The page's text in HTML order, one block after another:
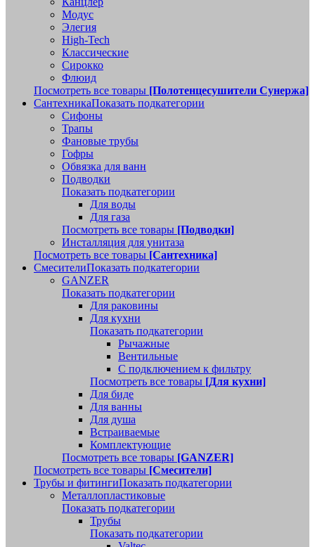
Модус
Элегия
High-Tech
Классические
Сирокко
Флюид
Посмотреть все товары [Полотенцесушители Сунержа]
СантехникаПоказать подкатегории
Сифоны
Трапы
Фановые трубы
Гофры
Обвязка для ванн
Подводки
Показать подкатегории
Для воды
Для газа
Посмотреть все товары [Подводки]
Инсталляция для унитаза
Посмотреть все товары [Сантехника]
СмесителиПоказать подкатегории
GANZER
Показать подкатегории
Для раковины
Для кухни
Показать подкатегории
Рычажные
Вентильные
С подключением к фильтру
Посмотреть все товары [Для кухни]
Для биде
Для ванны
Для душа
Встраиваемые
Комплектующие
Посмотреть все товары [GANZER]
Посмотреть все товары [Смесители]
Трубы и фитингиПоказать подкатегории
Металлопластиковые
Показать подкатегории
Трубы
Показать подкатегории